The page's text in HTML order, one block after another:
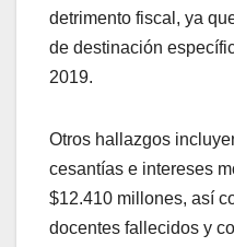
detrimento fiscal, ya
de destinación
2019.
Otros hallazgos
cesantías e intereses
$12.410 millones, así
docentes fallecidos y